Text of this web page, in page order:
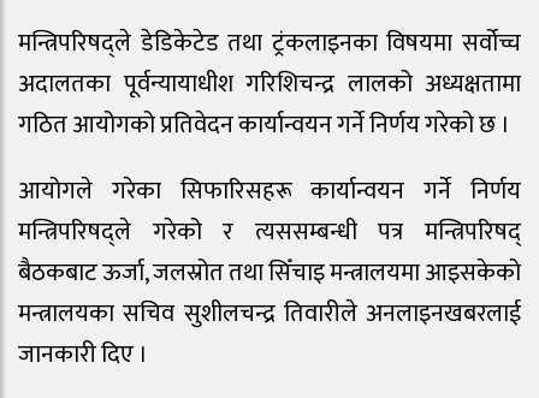
मन्त्रिपरिषद्ले डेडिकेटेड तथा ट्रंकलाइनका विषयमा सर्वोच्च
अदालतका पूर्वन्यायाधीश गरिशिचन्द्र लालको अध्यक्षतामा
गठित आयोगको प्रतिवेदन कार्यान्वयन गर्ने निर्णय गरेको छ ।
आयोगले गरेका सिफारिसहरू कार्यान्वयन गर्ने निर्णय
मन्त्रिपरिषद्ले गरेको र त्यससम्बन्धी पत्र मन्त्रिपरिषद्
बैठकबाट ऊर्जा, जलस्रोत तथा सिँचाइ मन्त्रालयमा आइसकेको
मन्त्रालयका सचिव सुशीलचन्द्र तिवारीले अनलाइनखबरलाई
जानकारी दिए ।